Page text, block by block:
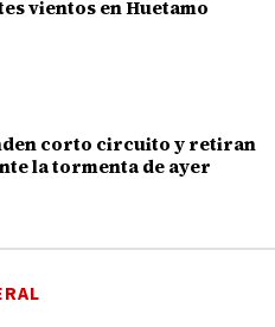
vientos en Huetamo
corto circuito y retiran
la tormenta de ayer